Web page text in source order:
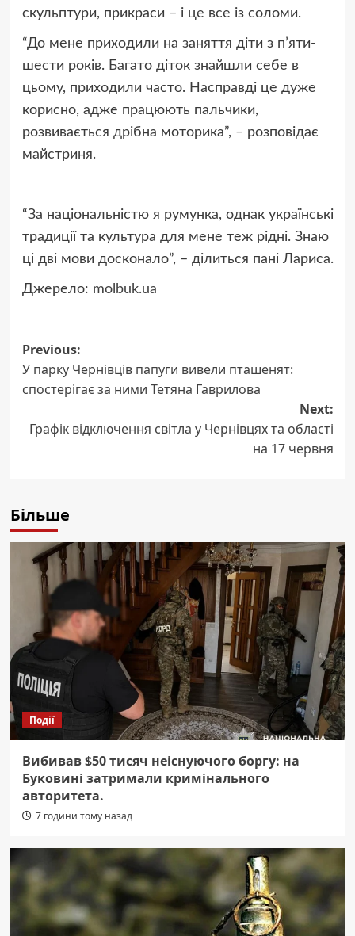
скульптури, прикраси – і це все із соломи.
“До мене приходили на заняття діти з п’яти-
шести років. Багато діток знайшли себе в
цьому, приходили часто. Насправді це дуже
корисно, адже працюють пальчики,
розвивається дрібна моторика”, – розповідає
майстриня.
“За національністю я румунка, однак українські
традиції та культура для мене теж рідні. Знаю
ці дві мови досконало”, – ділиться пані Лариса.
Джерело: molbuk.ua
Post
navigation
Previous:
У парку Чернівців папуги вивели пташенят:
спостерігає за ними Тетяна Гаврилова
Next:
Графік відключення світла у Чернівцях та області
на 17 червня
Більше
Події
Вибивав $50 тисяч неіснуючого боргу: на
Буковині затримали кримінального
авторитета.
7 години тому назад